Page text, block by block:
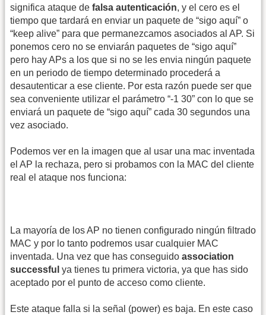
significa ataque de falsa autenticación, y el cero es el
tiempo que tardará en enviar un paquete de “sigo aquí” o
“keep alive” para que permanezcamos asociados al AP. Si
ponemos cero no se enviarán paquetes de “sigo aquí”
pero hay APs a los que si no se les envia ningún paquete
en un periodo de tiempo determinado procederá a
desautenticar a ese cliente. Por esta razón puede ser que
sea conveniente utilizar el parámetro “-1 30” con lo que se
enviará un paquete de “sigo aquí” cada 30 segundos una
vez asociado.
Podemos ver en la imagen que al usar una mac inventada
el AP la rechaza, pero si probamos con la MAC del cliente
real el ataque nos funciona:
La mayoría de los AP no tienen configurado ningún filtrado
MAC y por lo tanto podremos usar cualquier MAC
inventada. Una vez que has conseguido association
successful ya tienes tu primera victoria, ya que has sido
aceptado por el punto de acceso como cliente.
Este ataque falla si la señal (power) es baja. En este caso